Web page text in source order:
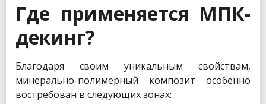
Где применяется МПК-
декинг?
Благодаря своим уникальным свойствам,
минерально-полимерный композит особенно
востребован в следующих зонах: